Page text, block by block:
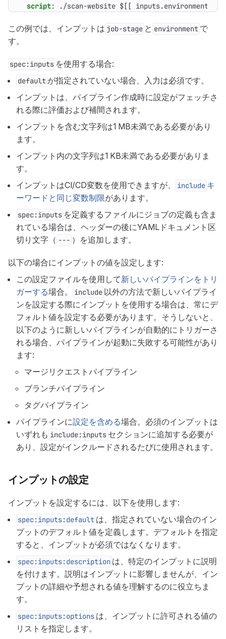
script: ./scan-website $[[ inputs.environment ]]
この例では、インプットは job-stage と environment で
す。
spec:inputs を使用する場合:
default が指定されていない場合、入力は必須です。
インプットは、パイプライン作成時に設定がフェッチさ
れる際に評価および補間されます。
インプットを含む文字列は1 MB未満である必要があり
ます。
インプット内の文字列は1 KB未満である必要がありま
す。
インプットはCI/CD変数を使用できますが、
include キ
ーワードと同じ変数制限があります。
spec:inputs を定義するファイルにジョブの定義も含ま
れている場合は、ヘッダーの後にYAMLドキュメント区
切り文字（ --- ）を追加します。
以下の場合にインプットの値を設定します:
この設定ファイルを使用して新しいパイプラインをトリ
ガーする場合。 include 以外の方法で新しいパイプライ
ンを設定する際にインプットを使用する場合は、常にデ
フォルト値を設定する必要があります。そうしないと、
以下のように新しいパイプラインが自動的にトリガーさ
れる場合、パイプラインが起動に失敗する可能性があり
ます:
マージリクエストパイプライン
ブランチパイプライン
タグパイプライン
パイプラインに設定を含める場合。必須のインプットは
いずれも include:inputs セクションに追加する必要が
あり、設定がインクルードされるたびに使用されます。
インプットの設定
インプットを設定するには、以下を使用します:
spec:inputs:default は、指定されていない場合のイン
プットのデフォルト値を定義します。デフォルトを指定
すると、インプットが必須ではなくなります。
spec:inputs:description は、特定のインプットに説明
を付けます。説明はインプットに影響しませんが、イン
プットの詳細や予想される値を理解するのに役立ちま
す。
spec:inputs:options は、インプットに許可される値の
リストを指定します。